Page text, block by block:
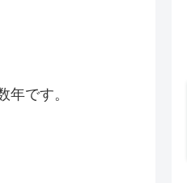
です。